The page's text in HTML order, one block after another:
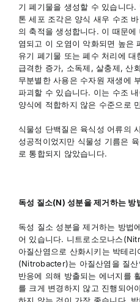
기 폐기물을 생성할 수 있습니다
톤 세포 조각은 양식 새우 수조
의 축적을 생성합니다. 이 때문
염되고 이 오염이 악화되면 높은
유기 폐기물 또는 폐수 처리에
급격한 증가, 소독제, 살충제, 산
무분별한 사용은 수자원 재생에
파괴할 수 있습니다. 이는 수조
양식에 적합하지 않은 수준으로
식물성 단백질은 육식성 어류의
성공적이었지만 식물성 기름은
로 통합되지 않았습니다.
독성 질소(N) 성분을 제거하는 방
독성 질소 성분을 제거하는 방법
어 있습니다. 니트로소모나스
아질산염으로 산화시키는 박테리
(Nitrobacter)는 아질산염을 질
반응에 의해 방출되는 에너지를
를 크게 변경하지 않고 진행되어